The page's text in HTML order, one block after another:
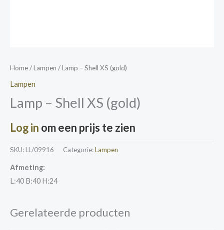
Home/Lampen / Lamp – Shell XS (gold)
Lampen
Lamp – Shell XS (gold)
Log in om een prijs te zien
SKU: LL/09916 Categorie:Lampen
Afmeting:
L:40 B:40 H:24
Gerelateerde producten